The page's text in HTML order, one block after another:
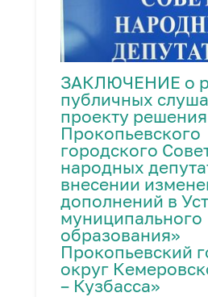
ЗАКЛЮЧЕНИЕ о
публичных
проекту решения
Прокопьевского
городского
народных
внесении
дополнений в
муниципального
образования»
Прокопьевский
округ
– Кузбасса»